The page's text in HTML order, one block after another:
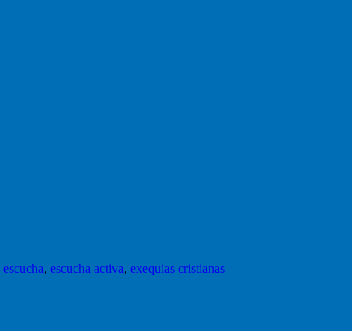
escucha, escucha activa, exequias cristianas